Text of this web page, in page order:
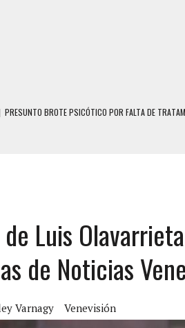
HORROR EN BARINAS: UN HOMBRE INDUJO AL
EN SITUACIÓN DE CALLE Y MURIÓ A MANOS DE
UNA VIVIENDA EN EL CENTRO DE CARACAS CON MÁS
CON UN CUCHILLO A SUS HIJOS, UNO PERDIÓ LA VIDA
DE MODELO EN MONAGAS: HALLARON EL CUERPO
POR ASESINATO DE UNA ADOLESCENTE
Luis
de Noticias
Varnagy Venevisión